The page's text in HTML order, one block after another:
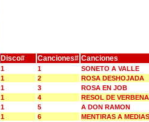
Disco# Canciones# Canciones
1 1
SONETO A VALLE
1
2
ROSA DESHOJADA
1
3
ROSA EN JOB
1
4
RESOL DE VERBENA
1
5
A DON RAMON
1
6
MENTIRAS A MEDIAS